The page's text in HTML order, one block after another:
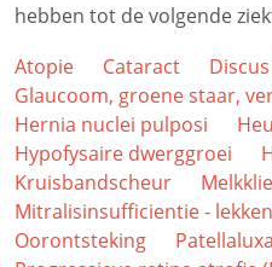
hebben tot de volgende
Atopie
Cataract
Glaucoom, groene staar,
Hernia nuclei pulposi
Hypofysaire dwerggroei
Kruisbandscheur
Mitralisinsufficientie -
Oorontsteking